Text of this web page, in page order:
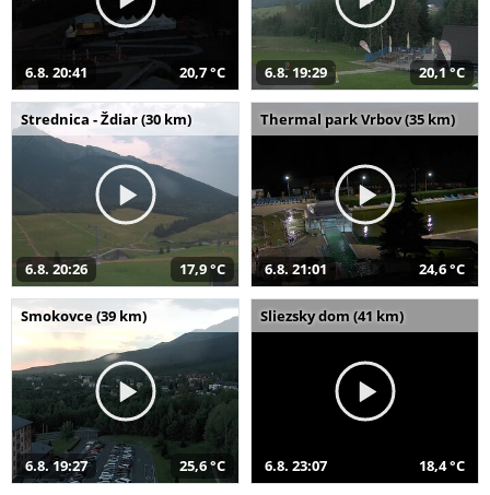
6.8. 20:41 20,7 °C 6.8. 19:29 20,1 °C
Strednica - Ždiar (30 km)
6.8. 20:26 17,9 °C
Thermal park Vrbov (35 km)
6.8. 21:01 24,6 °C
Smokovce (39 km)
6.8. 19:27 25,6 °C
Sliezsky dom (41 km)
6.8. 23:07 18,4 °C